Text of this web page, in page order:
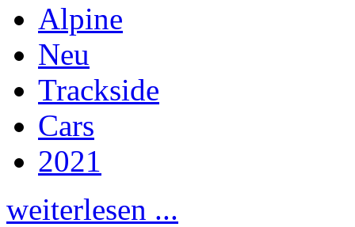
Alpine
Neu
Trackside
Cars
2021
weiterlesen ...